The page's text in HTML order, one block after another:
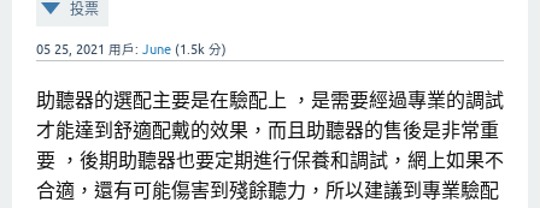
投票
05 25, 2021 用戶: June (1.5k 分)
助聽器的選配主要是在驗配上 ，是需要經過專業的調試
才能達到舒適配戴的效果，而且助聽器的售後是非常重
要 ，後期助聽器也要定期進行保養和調試，網上如果不
合適，還有可能傷害到殘餘聽力，所以建議到專業驗配